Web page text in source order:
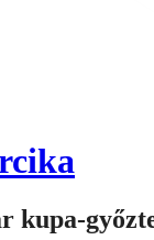
kupa-